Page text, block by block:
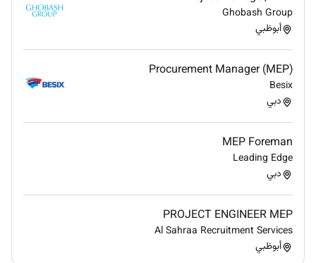
Ghobash Group
أبوظبي
Procurement Manager (MEP)
Besix
دبي
MEP Foreman
Leading Edge
دبي
PROJECT ENGINEER MEP
Al Sahraa Recruitment Services
أبوظبي